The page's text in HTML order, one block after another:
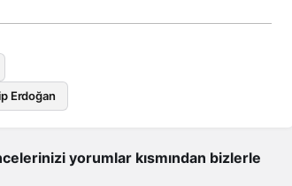
Erdoğan
yorumlar kısmından bizlerle